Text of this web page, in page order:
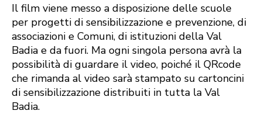
Il film viene messo a disposizione delle scuole
per progetti di sensibilizzazione e prevenzione, di
associazioni e Comuni, di istituzioni della Val
Badia e da fuori. Ma ogni singola persona avrà la
possibilità di guardare il video, poiché il QRcode
che rimanda al video sarà stampato su cartoncini
di sensibilizzazione distribuiti in tutta la Val
Badia.